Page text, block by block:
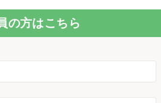
の方はこちら